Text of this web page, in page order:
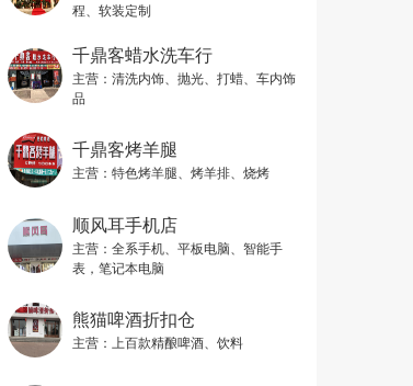
程、软装定制
千鼎客蜡水洗车行
主营： 清洗内饰、抛光、打蜡、车内饰
品
千鼎客烤羊腿
主营： 特色烤羊腿、烤羊排、烧烤
顺风耳手机店
主营： 全系手机、平板电脑、智能手
表，笔记本电脑
熊猫啤酒折扣仓
主营： 上百款精酿啤酒、饮料